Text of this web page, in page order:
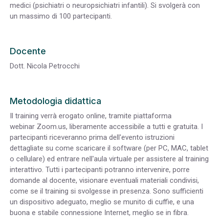
medici (psichiatri o neuropsichiatri infantili). Si svolgerà con
un massimo di 100 partecipanti.
Docente
Dott. Nicola Petrocchi
Metodologia didattica
Il training verrà erogato online, tramite piattaforma
webinar Zoom.us, liberamente accessibile a tutti e gratuita. I
partecipanti riceveranno prima dell'evento istruzioni
dettagliate su come scaricare il software (per PC, MAC, tablet
o cellulare) ed entrare nell'aula virtuale per assistere al training
interattivo. Tutti i partecipanti potranno intervenire, porre
domande al docente, visionare eventuali materiali condivisi,
come se il training si svolgesse in presenza. Sono sufficienti
un dispositivo adeguato, meglio se munito di cuffie, e una
buona e stabile connessione Internet, meglio se in fibra.